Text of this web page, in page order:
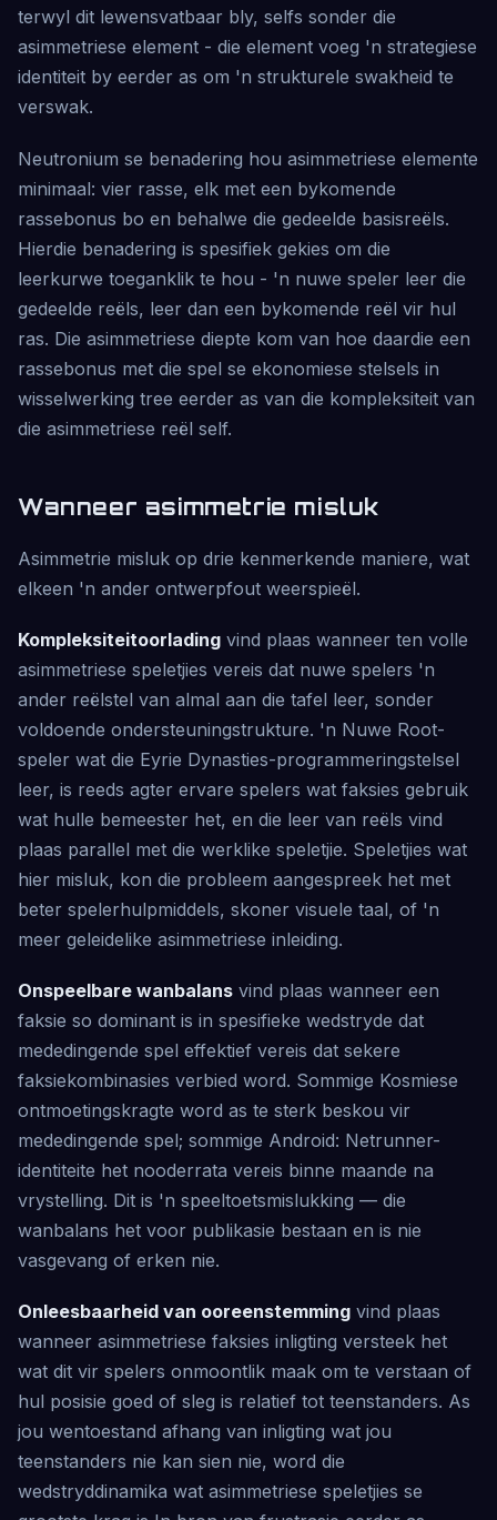
terwyl dit lewensvatbaar bly, selfs sonder die
asimmetriese element - die element voeg 'n strategiese
identiteit by eerder as om 'n strukturele swakheid te
verswak.
Neutronium se benadering hou asimmetriese elemente
minimaal: vier rasse, elk met een bykomende
rassebonus bo en behalwe die gedeelde basisreëls.
Hierdie benadering is spesifiek gekies om die
leerkurwe toeganklik te hou - 'n nuwe speler leer die
gedeelde reëls, leer dan een bykomende reël vir hul
ras. Die asimmetriese diepte kom van hoe daardie een
rassebonus met die spel se ekonomiese stelsels in
wisselwerking tree eerder as van die kompleksiteit van
die asimmetriese reël self.
Wanneer asimmetrie misluk
Asimmetrie misluk op drie kenmerkende maniere, wat
elkeen 'n ander ontwerpfout weerspieël.
Kompleksiteitoorlading vind plaas wanneer ten volle
asimmetriese speletjies vereis dat nuwe spelers 'n
ander reëlstel van almal aan die tafel leer, sonder
voldoende ondersteuningstrukture. 'n Nuwe Root-
speler wat die Eyrie Dynasties-programmeringstelsel
leer, is reeds agter ervare spelers wat faksies gebruik
wat hulle bemeester het, en die leer van reëls vind
plaas parallel met die werklike speletjie. Speletjies wat
hier misluk, kon die probleem aangespreek het met
beter spelerhulpmiddels, skoner visuele taal, of 'n
meer geleidelike asimmetriese inleiding.
Onspeelbare wanbalans vind plaas wanneer een
faksie so dominant is in spesifieke wedstryde dat
mededingende spel effektief vereis dat sekere
faksiekombinasies verbied word. Sommige Kosmiese
ontmoetingskragte word as te sterk beskou vir
mededingende spel; sommige Android: Netrunner-
identiteite het nooderrata vereis binne maande na
vrystelling. Dit is 'n speeltoetsmislukking — die
wanbalans het voor publikasie bestaan en is nie
vasgevang of erken nie.
Onleesbaarheid van ooreenstemming vind plaas
wanneer asimmetriese faksies inligting versteek het
wat dit vir spelers onmoontlik maak om te verstaan of
hul posisie goed of sleg is relatief tot teenstanders. As
jou wentoestand afhang van inligting wat jou
teenstanders nie kan sien nie, word die
wedstryddinamika wat asimmetriese speletjies se